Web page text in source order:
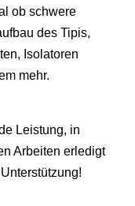
ob schwere
des Tipis,
Isolatoren
mehr.
Leistung, in
Arbeiten erledigt